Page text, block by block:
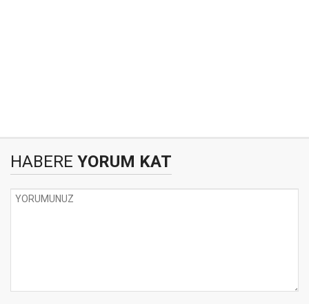
HABERE YORUM KAT